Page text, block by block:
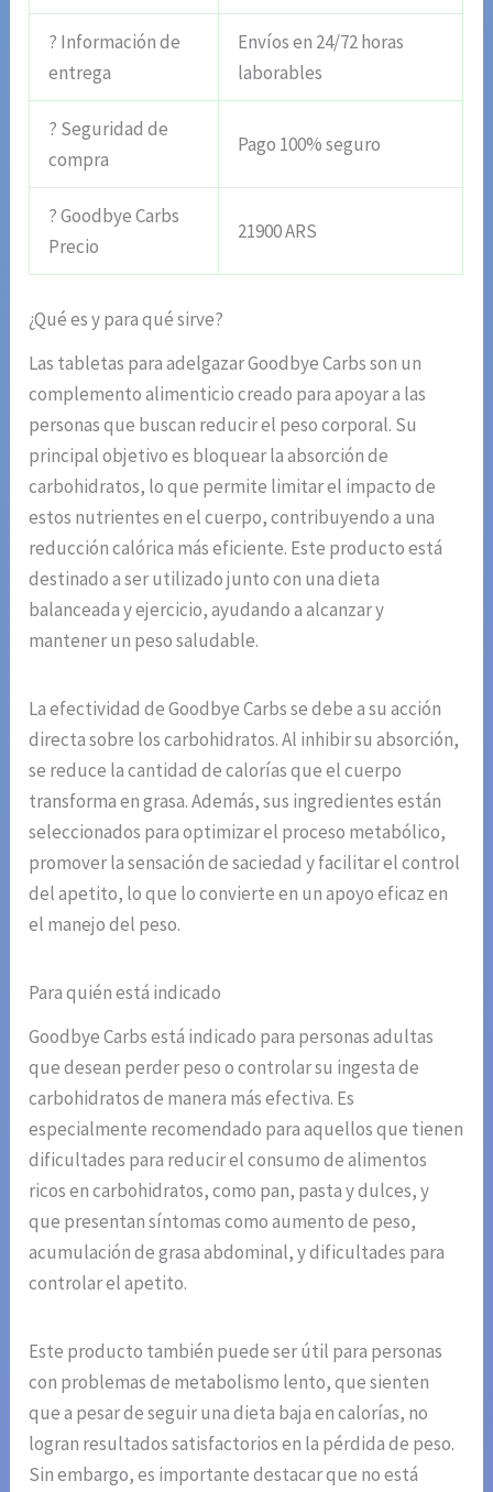
? Información de
entrega
Envíos en 24/72 horas
laborables
? Seguridad de
compra
Pago 100% seguro
? Goodbye Carbs
Precio
21900 ARS
¿Qué es y para qué sirve?
Las tabletas para adelgazar Goodbye Carbs son un
complemento alimenticio creado para apoyar a las
personas que buscan reducir el peso corporal. Su
principal objetivo es bloquear la absorción de
carbohidratos, lo que permite limitar el impacto de
estos nutrientes en el cuerpo, contribuyendo a una
reducción calórica más eficiente. Este producto está
destinado a ser utilizado junto con una dieta
balanceada y ejercicio, ayudando a alcanzar y
mantener un peso saludable.
La efectividad de Goodbye Carbs se debe a su acción
directa sobre los carbohidratos. Al inhibir su absorción,
se reduce la cantidad de calorías que el cuerpo
transforma en grasa. Además, sus ingredientes están
seleccionados para optimizar el proceso metabólico,
promover la sensación de saciedad y facilitar el control
del apetito, lo que lo convierte en un apoyo eficaz en
el manejo del peso.
Para quién está indicado
Goodbye Carbs está indicado para personas adultas
que desean perder peso o controlar su ingesta de
carbohidratos de manera más efectiva. Es
especialmente recomendado para aquellos que tienen
dificultades para reducir el consumo de alimentos
ricos en carbohidratos, como pan, pasta y dulces, y
que presentan síntomas como aumento de peso,
acumulación de grasa abdominal, y dificultades para
controlar el apetito.
Este producto también puede ser útil para personas
con problemas de metabolismo lento, que sienten
que a pesar de seguir una dieta baja en calorías, no
logran resultados satisfactorios en la pérdida de peso.
Sin embargo, es importante destacar que no está